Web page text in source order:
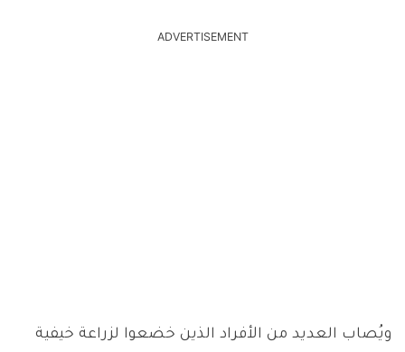
ADVERTISEMENT
ويُصاب العديد من الأفراد الذين خضعوا لزراعة خيفية